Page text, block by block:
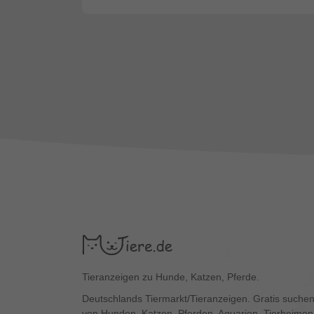
Tieranzeigen zu Hunde, Katzen, Pferde.
Deutschlands Tiermarkt/Tieranzeigen. Gratis